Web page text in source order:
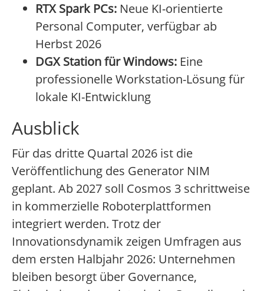
RTX Spark PCs: Neue KI-orientierte
Personal Computer, verfügbar ab
Herbst 2026
DGX Station für Windows: Eine
professionelle Workstation-Lösung für
lokale KI-Entwicklung
Ausblick
Für das dritte Quartal 2026 ist die
Veröffentlichung des Generator NIM
geplant. Ab 2027 soll Cosmos 3 schrittweise
in kommerzielle Roboterplattformen
integriert werden. Trotz der
Innovationsdynamik zeigen Umfragen aus
dem ersten Halbjahr 2026: Unternehmen
bleiben besorgt über Governance,